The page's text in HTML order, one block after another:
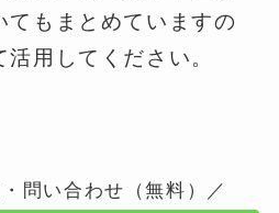
てもまとめていますの
用してください。
問い合わせ（無料）／